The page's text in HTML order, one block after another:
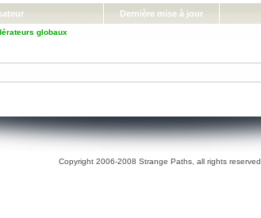
Dernière mise à jour
globaux
Copyright 2006-2008 Strange Paths, all rights reserved.